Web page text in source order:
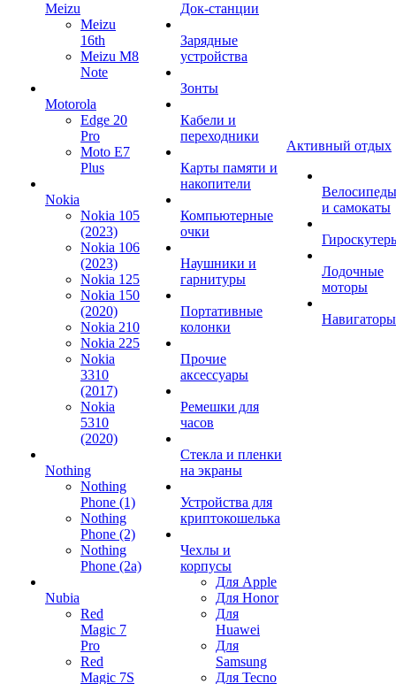
Meizu
Meizu
16th
Meizu M8
Note
Motorola
Edge 20
Pro
Moto E7
Plus
Nokia
Nokia 105
(2023)
Nokia 106
(2023)
Nokia 125
Nokia 150
(2020)
Nokia 210
Nokia 225
Nokia
3310
(2017)
Nokia
5310
(2020)
Nothing
Nothing
Phone (1)
Nothing
Phone (2)
Nothing
Phone (2a)
Nubia
Red
Magic 7
Pro
Red
Magic 7S
Док-станции
Зарядные
устройства
Зонты
Кабели и
переходники
Карты памяти и
накопители
Компьютерные
очки
Наушники и
гарнитуры
Портативные
колонки
Прочие
аксессуары
Ремешки для
часов
Стекла и пленки
на экраны
Устройства для
криптокошелька
Чехлы и
корпусы
Для Apple
Для Honor
Для
Huawei
Для
Samsung
Для Tecno
Активный отдых
Велосипеды
и самокаты
Лодочные
моторы
Навигаторы